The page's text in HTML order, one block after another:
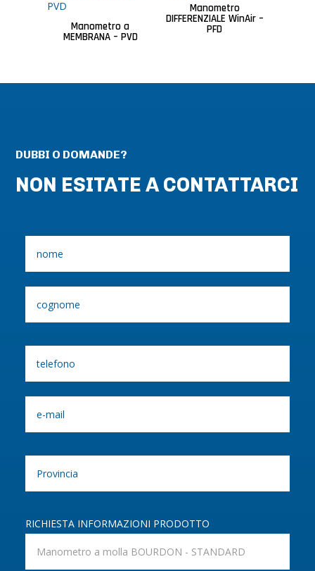
Manometro a
MEMBRANA – PVD
Manometro
DIFFERENZIALE WinAir –
PFD
DUBBI O DOMANDE?
NON ESITATE A CONTATTARCI
RICHIESTA INFORMAZIONI PRODOTTO